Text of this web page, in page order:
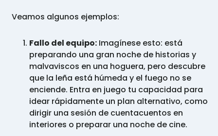
Veamos algunos ejemplos:
Fallo del equipo: Imagínese esto: está
preparando una gran noche de historias y
malvaviscos en una hoguera, pero descubre
que la leña está húmeda y el fuego no se
enciende. Entra en juego tu capacidad para
idear rápidamente un plan alternativo, como
dirigir una sesión de cuentacuentos en
interiores o preparar una noche de cine.